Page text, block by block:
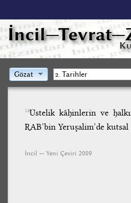
İncil
Gözat
14Üstelik kâhinlerin ve
RAB’bin Yeruşalim’de kutsal
İncil — Yeni Çeviri 2009